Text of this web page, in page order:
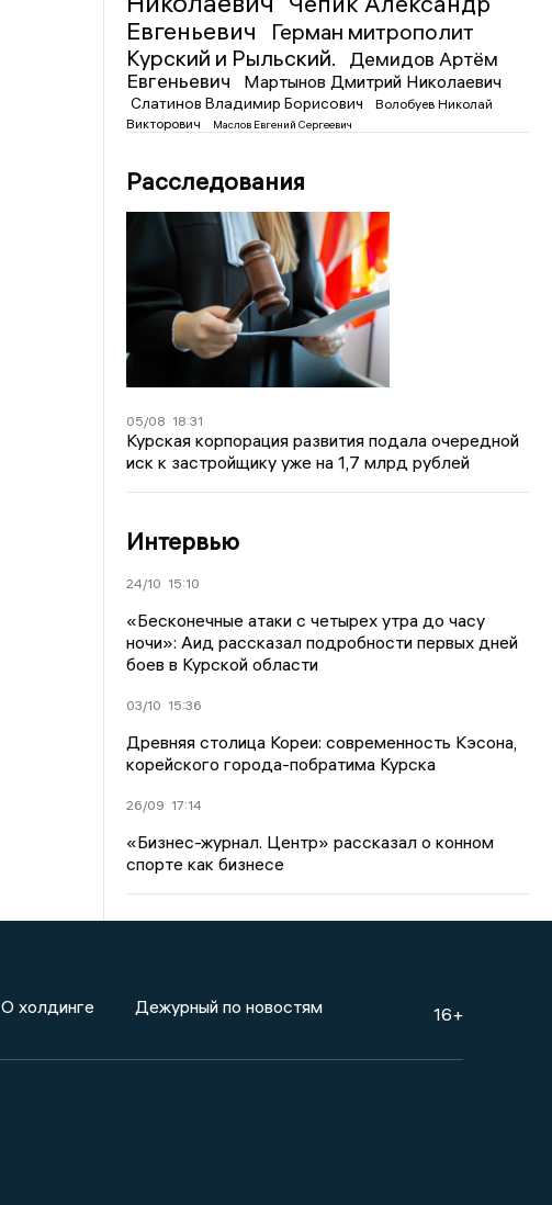
Евгеньевич
Герман митрополит
Курский и Рыльский.
Демидов Артём
Евгеньевич
Мартынов Дмитрий Николаевич
Слатинов Владимир Борисович
Волобуев Николай
Викторович
Маслов Евгений Сергеевич
Расследования
05/08 18:31
Курская корпорация развития подала очередной
иск к застройщику уже на 1,7 млрд рублей
Интервью
24/10 15:10
«Бесконечные атаки с четырех утра до часу
ночи»: Аид рассказал подробности первых дней
боев в Курской области
03/10 15:36
Древняя столица Кореи: современность Кэсона,
корейского города-побратима Курска
26/09 17:14
«Бизнес-журнал. Центр» рассказал о конном
спорте как бизнесе
О холдинге Дежурный по новостям 16+